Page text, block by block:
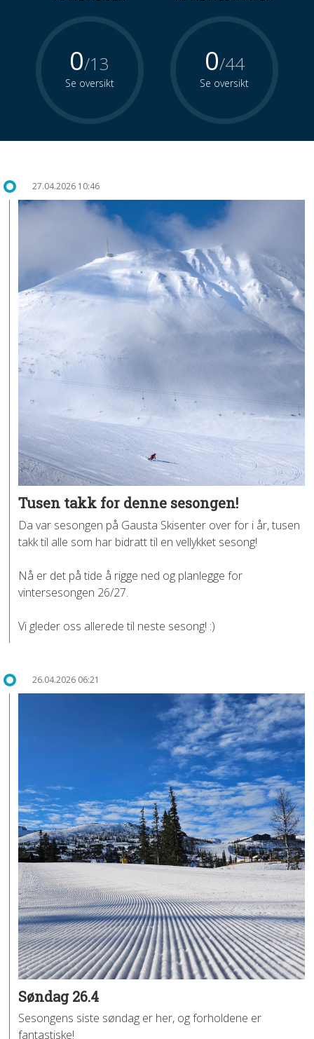
0/13
Se oversikt
0/44
Se oversikt
27.04.2026 10:46
Tusen takk for denne sesongen!
Da var sesongen på Gausta Skisenter over for i år, tusen
takk til alle som har bidratt til en vellykket sesong!
Nå er det på tide å rigge ned og planlegge for
vintersesongen 26/27.
Vi gleder oss allerede til neste sesong! :)
26.04.2026 06:21
Søndag 26.4
Sesongens siste søndag er her, og forholdene er
fantastiske!